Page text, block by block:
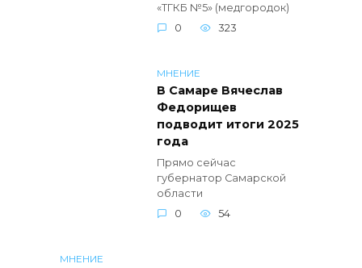
«ТГКБ №5» (медгородок)
0
323
МНЕНИЕ
В Самаре Вячеслав
Федорищев
подводит итоги 2025
года
Прямо сейчас
губернатор Самарской
области
0
54
МНЕНИЕ